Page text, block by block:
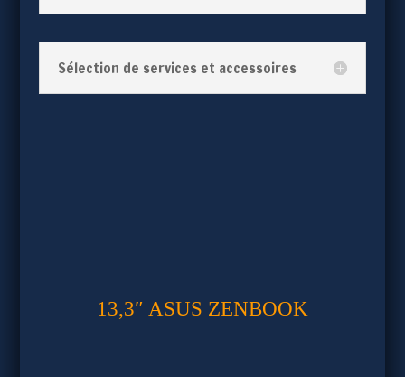
Sélection de services et accessoires
13,3″ ASUS ZENBOOK